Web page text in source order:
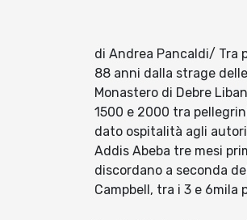
di Andrea Pancaldi/ Tra
88 anni dalla strage
Monastero di Debre
1500 e 2000 tra
dato ospitalità agli
Addis Abeba tre mesi
discordano a seconda
Campbell, tra i 3 e 6mila